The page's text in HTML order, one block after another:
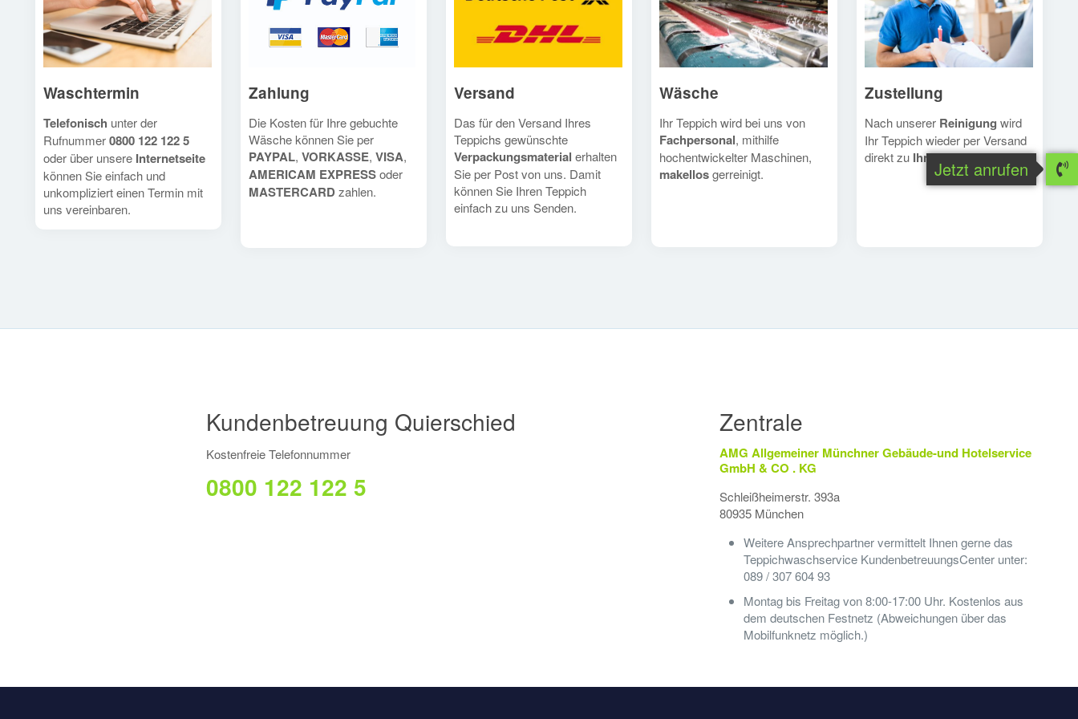
Waschtermin
Telefonisch unter der
Rufnummer0800 122 122 5
oder über unsere Internetseite
können Sie einfach und
unkompliziert einen Termin mit
uns vereinbaren.
Zahlung
Die Kosten für Ihre gebuchte
Wäsche können Sie per
PAYPAL, VORKASSE, VISA,
AMERICAM EXPRESSoder
MASTERCARDzahlen.
Versand
Das für den Versand Ihres
Teppichs gewünschte
Verpackungsmaterial erhalten
Sie per Post von uns. Damit
können Sie Ihren Teppich
einfach zu uns Senden.
Wäsche
Ihr Teppich wird bei uns von
Fachpersonal, mithilfe
hochentwickelter Maschinen,
makellosgerreinigt.
Zustellung
Nach unserer Reinigung wird
Ihr Teppich wieder per Versand
direkt zu Ihnengeschickt.
Kundenbetreuung Quierschied
Kostenfreie Telefonnummer
0800 122 122 5
Zentrale
AMG Allgemeiner Münchner Gebäude-und Hotelservice
GmbH & CO . KG
Schleißheimerstr. 393a
80935 München
Weitere Ansprechpartner vermittelt Ihnen gerne das
Teppichwaschservice KundenbetreuungsCenter unter:
089 / 307 604 93
Montag bis Freitag von 8:00-17:00 Uhr. Kostenlos aus
dem deutschen Festnetz (Abweichungen über das
Mobilfunknetz möglich.)
Jetzt anrufen